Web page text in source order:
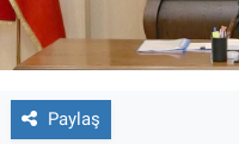
Paylaş